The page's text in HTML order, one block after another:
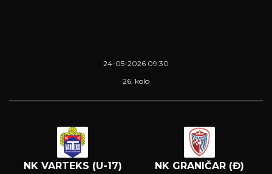
24-05-2026 09:30
26. kolo
NK VARTEKS (U-17) NK GRANIČAR (Đ)